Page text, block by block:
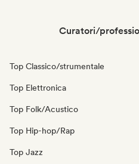
Curatori/
Top Classico/strumentale
Top Elettronica
Top Folk/Acustico
Top Hip-hop/Rap
Top Jazz